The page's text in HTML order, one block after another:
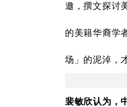
邀，撰文探讨
的美籍华裔学
场」的泥淖，
裴敏欣认为，